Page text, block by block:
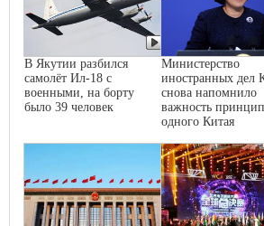
В Якутии разбился
самолёт Ил-18 с
военными, на борту
было 39 человек
Министерство
иностранных дел
снова напомнило
важность
одного Китая